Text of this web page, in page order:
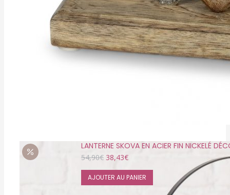
LANTERNE SKOVA EN ACIER FIN NICKELÉ
54,90€ Le
initial
était :
38,43€Le
actuel
est :
AJOUTER AU PANIER